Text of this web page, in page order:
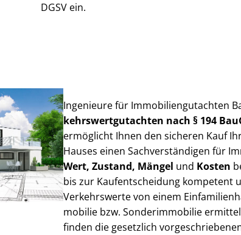
DGSV ein.
Ingenieure für Im­mo­bi­li­en­gut­ach­ten
kehrs­wert­gut­ach­ten nach § 194
ermöglicht Ihnen den sicheren Kauf
Hauses einen Sach­ver­stän­di­gen für
Wert, Zustand, Mängel und Kosten
bis zur Kauf­ent­schei­dung kompetent
Verkehrswerte von einem
mo­bi­lie bzw. Sonderimmobilie
finden die gesetzlich